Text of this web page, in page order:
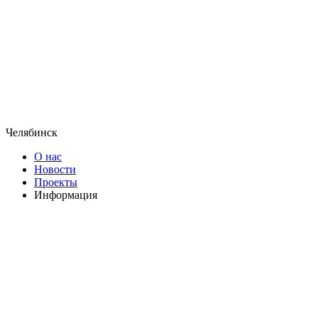
Челябинск
О нас
Новости
Проекты
Информация